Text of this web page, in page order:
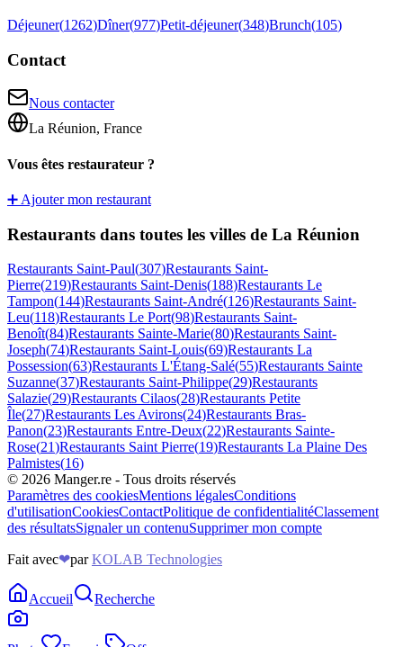
Déjeuner(1262)Dîner(977)Petit-déjeuner(348)Brunch(105)
Contact
Nous contacter
La Réunion, France
Vous êtes restaurateur ?
➕ Ajouter mon restaurant
Restaurants dans toutes les villes de La Réunion
Restaurants Saint-Paul(307)Restaurants Saint-
Pierre(219)Restaurants Saint-Denis(188)Restaurants Le
Tampon(144)Restaurants Saint-André(126)Restaurants Saint-
Leu(118)Restaurants Le Port(98)Restaurants Saint-
Benoît(84)Restaurants Sainte-Marie(80)Restaurants Saint-
Joseph(74)Restaurants Saint-Louis(69)Restaurants La
Possession(63)Restaurants L'Étang-Salé(55)Restaurants Sainte
Suzanne(37)Restaurants Saint-Philippe(29)Restaurants
Salazie(29)Restaurants Cilaos(28)Restaurants Petite
Île(27)Restaurants Les Avirons(24)Restaurants Bras-
Panon(23)Restaurants Entre-Deux(22)Restaurants Sainte-
Rose(21)Restaurants Saint Pierre(19)Restaurants La Plaine Des
Palmistes(16)
© 2026 Manger.re - Tous droits réservés
Paramètres des cookiesMentions légalesConditions
d'utilisationCookiesContactPolitique de confidentialitéClassement
des résultatsSignaler un contenuSupprimer mon compte
Fait avec❤par KOLAB Technologies
Accueil Recherche